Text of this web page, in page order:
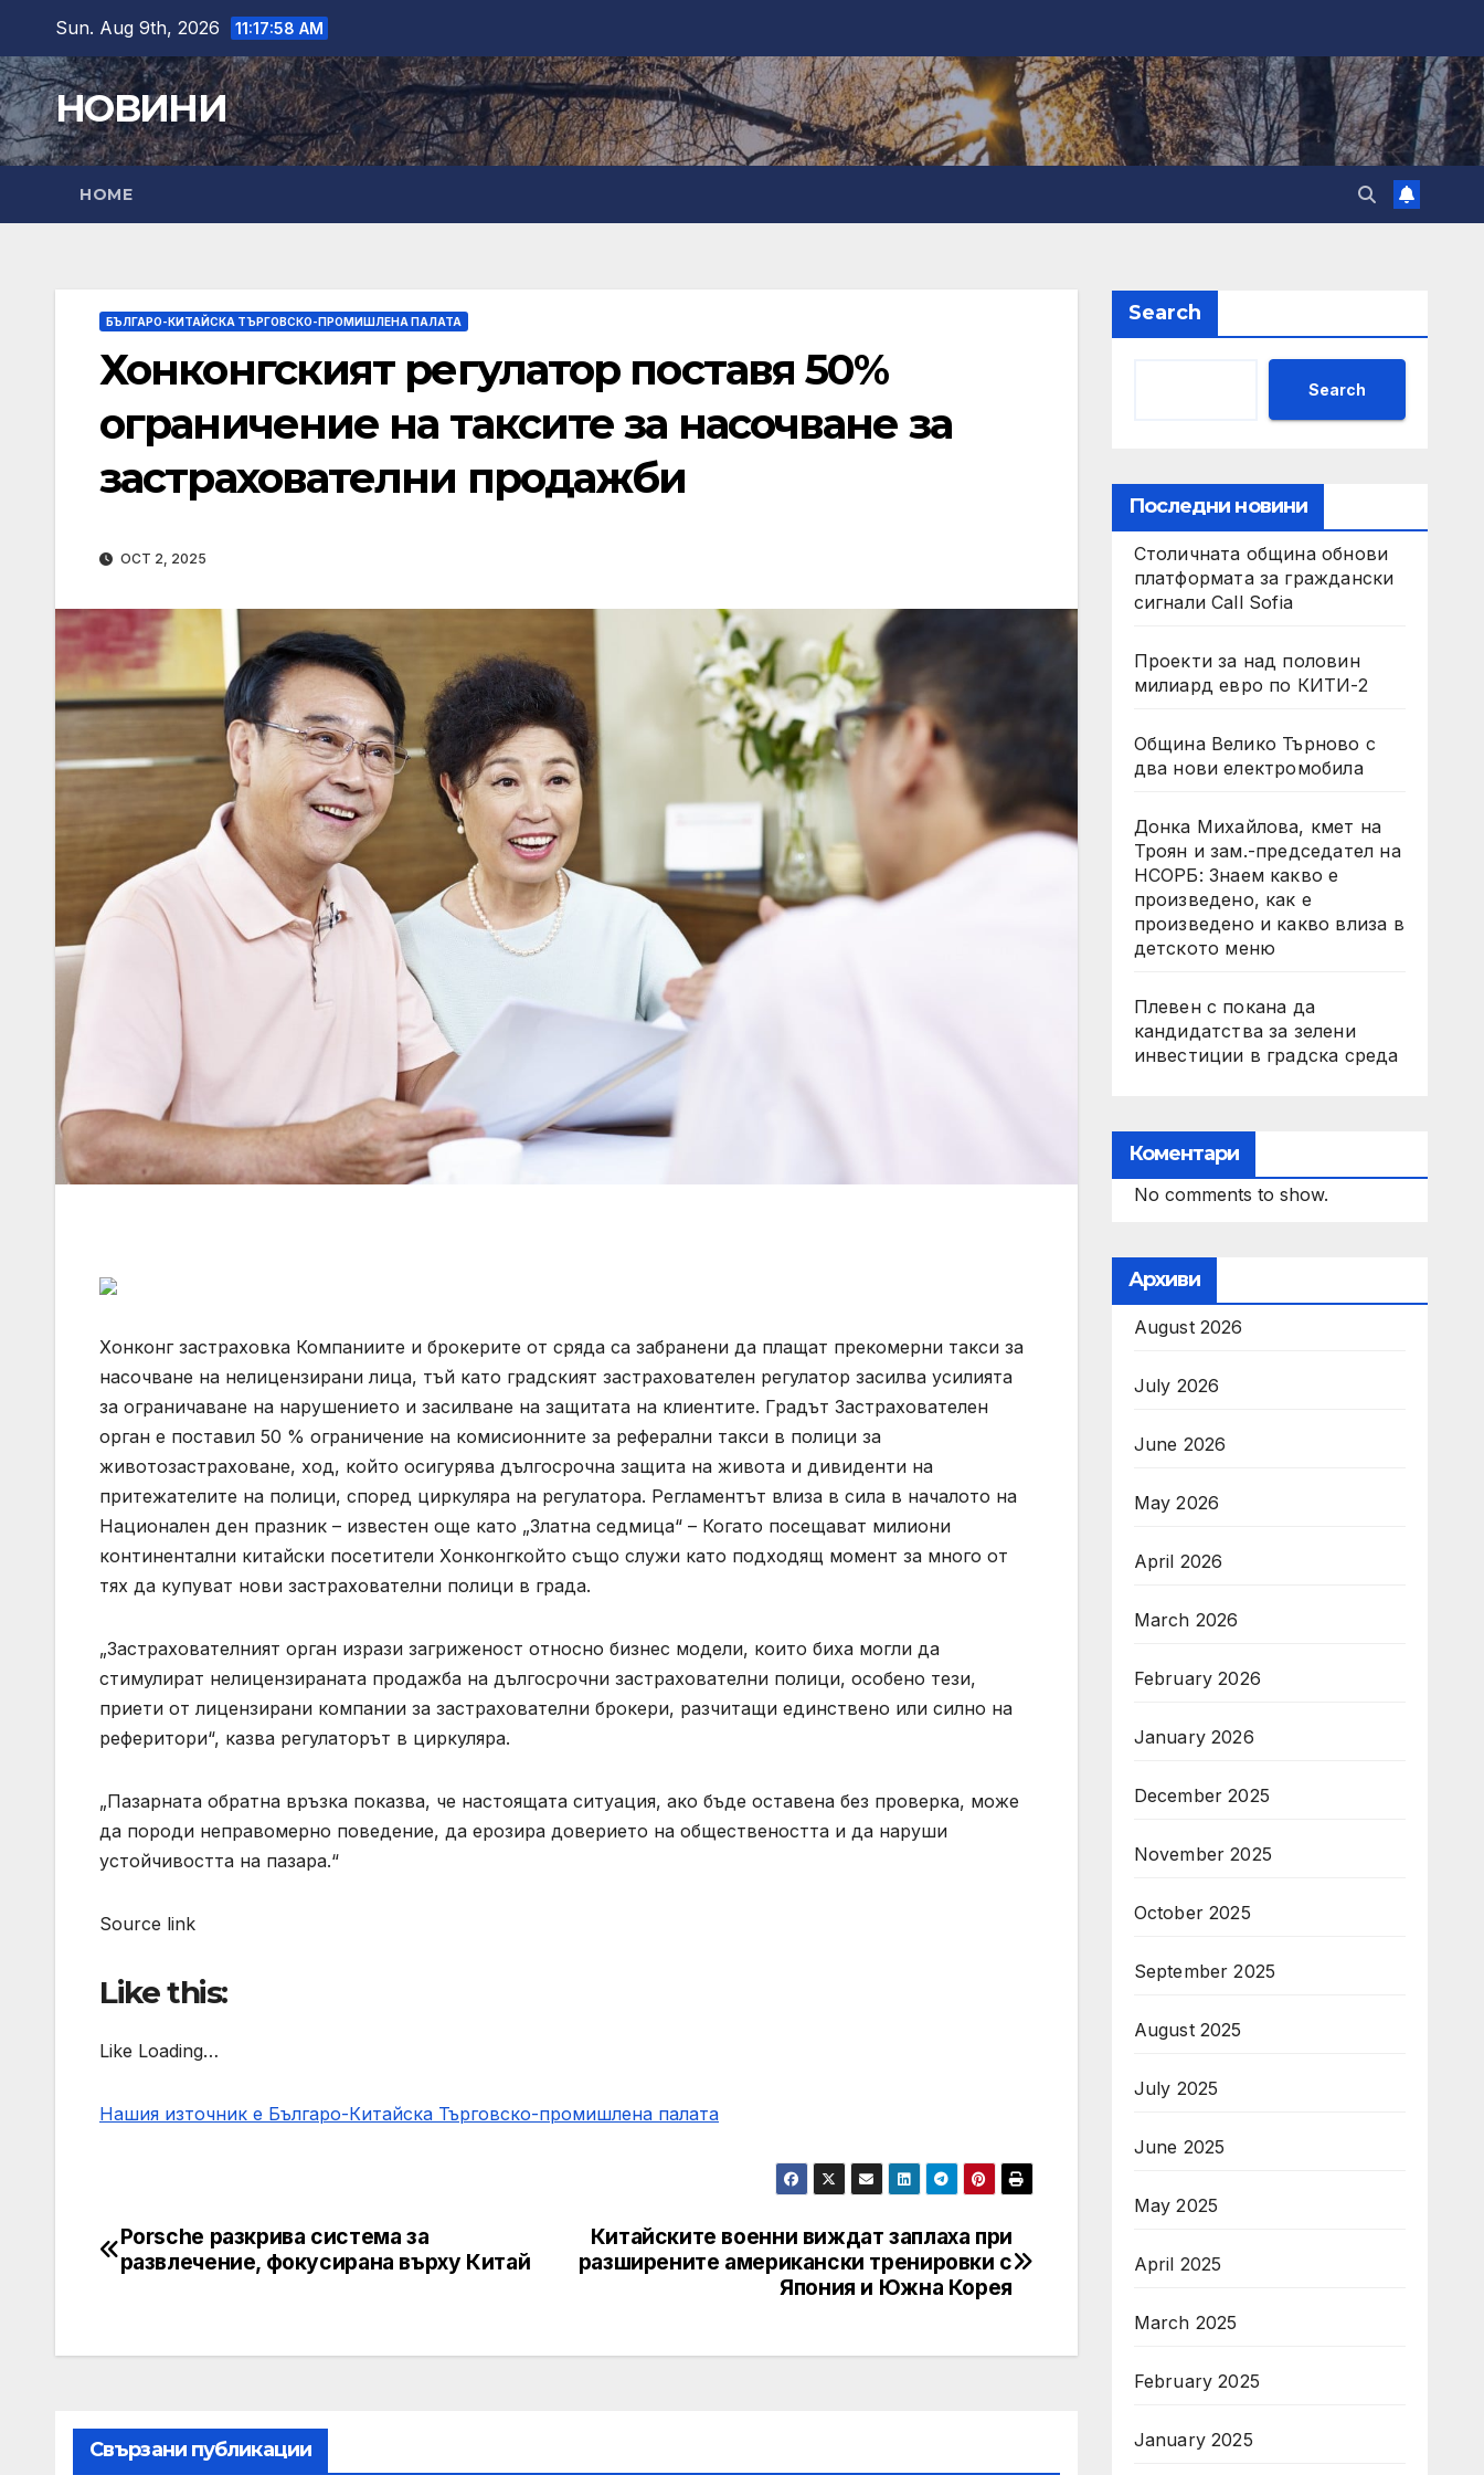
content
Sun. Aug 9th, 2026 11:17:59 AM
НОВИНИ
HOME
БЪЛГАРО-КИТАЙСКА ТЪРГОВСКО-ПРОМИШЛЕНА ПАЛАТА
Хонконгският регулатор поставя 50%
ограничение на таксите за насочване за
застрахователни продажби
OCT 2, 2025
Хонконг застраховка Компаниите и брокерите от сряда са забранени да плащат прекомерни такси за
насочване на нелицензирани лица, тъй като градският застрахователен регулатор засилва усилията
за ограничаване на нарушението и засилване на защитата на клиентите. Градът Застрахователен
орган е поставил 50 % ограничение на комисионните за реферални такси в полици за
животозастраховане, ход, който осигурява дългосрочна защита на живота и дивиденти на
притежателите на полици, според циркуляра на регулатора. Регламентът влиза в сила в началото на
Национален ден празник – известен още като „Златна седмица“ – Когато посещават милиони
континентални китайски посетители Хонконгкойто също служи като подходящ момент за много от
тях да купуват нови застрахователни полици в града.
„Застрахователният орган изрази загриженост относно бизнес модели, които биха могли да
стимулират нелицензираната продажба на дългосрочни застрахователни полици, особено тези,
приети от лицензирани компании за застрахователни брокери, разчитащи единствено или силно на
реферитори“, казва регулаторът в циркуляра.
„Пазарната обратна връзка показва, че настоящата ситуация, ако бъде оставена без проверка, може
да породи неправомерно поведение, да ерозира доверието на обществеността и да наруши
устойчивостта на пазара.“
Source link
Like this:
Like Loading…
Нашия източник е Българо-Китайска Търговско-промишлена палaта
Post
Китайските военни виждат заплаха при
разширените американски тренировки с
Япония и Южна Корея
Porsche разкрива система за
развлечение, фокусирана върху Китай
Свързани публикации
Search
Search
Последни новини
Столичната община обнови
платформата за граждански
сигнали Call Sofia
Проекти за над половин
милиард евро по КИТИ-2
Община Велико Търново с
два нови електромобила
Донка Михайлова, кмет на
Троян и зам.-председател на
НСОРБ: Знаем какво е
произведено, как е
произведено и какво влиза в
детското меню
Плевен с покана да
кандидатства за зелени
инвестиции в градска среда
Коментари
No comments to show.
Архиви
August 2026
July 2026
June 2026
May 2026
April 2026
March 2026
February 2026
January 2026
December 2025
November 2025
October 2025
September 2025
August 2025
July 2025
June 2025
May 2025
April 2025
March 2025
February 2025
January 2025